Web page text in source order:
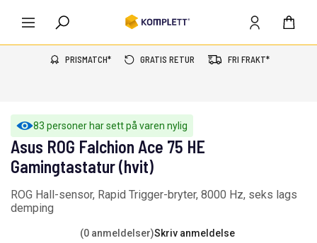
PRISMATCH* GRATIS RETUR FRI FRAKT*
83 personer har sett på varen nylig
Asus ROG Falchion Ace 75 HE
Gamingtastatur (hvit)
ROG Hall-sensor, Rapid Trigger-bryter, 8000 Hz, seks lags
demping
(0 anmeldelser)Skriv anmeldelse